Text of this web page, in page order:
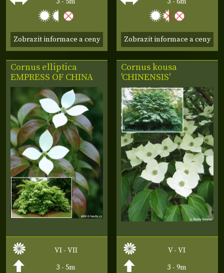
Zobrazit informace a ceny Zobrazit informace a ceny
Cornus elliptica
EMPRESS OF CHINA
VI - VII
3 - 5m
Cornus kousa
'CHINENSIS'
V - VI
3 - 9m